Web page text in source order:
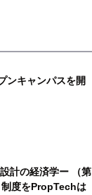
ンキャンパスを開
計の経済学ー （第
度をPropTechは